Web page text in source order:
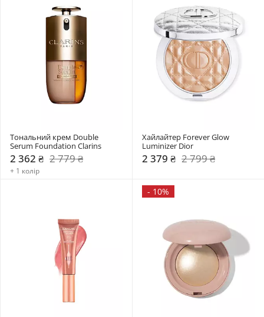
Тональний крем Double
Serum Foundation Clarins
2 362 ₴ 2 779 ₴
+ 1 колір
Хайлайтер Forever Glow
Luminizer Dior
2 379 ₴ 2 799 ₴
- 10%